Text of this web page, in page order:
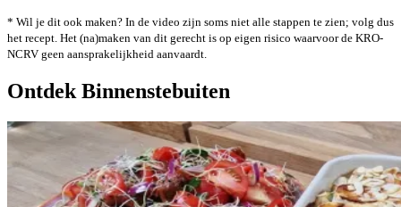
* Wil je dit ook maken? In de video zijn soms niet alle stappen te zien; volg dus
het recept. Het (na)maken van dit gerecht is op eigen risico waarvoor de KRO-
NCRV geen aansprakelijkheid aanvaardt.
Ontdek Binnenstebuiten